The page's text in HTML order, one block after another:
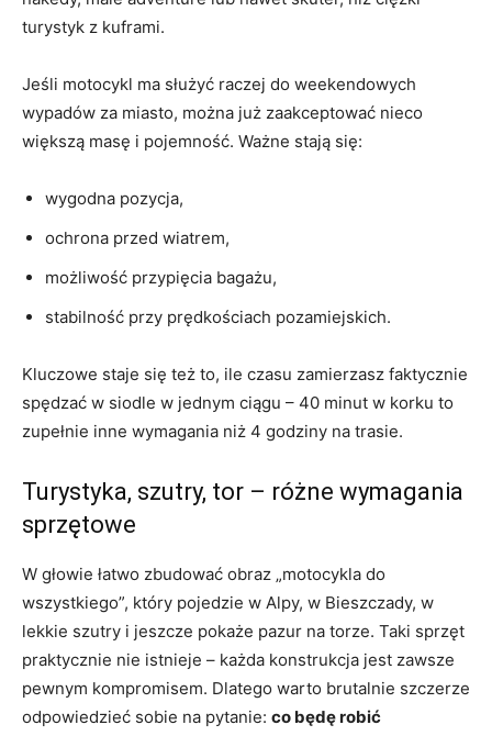
turystyk z kuframi.
Jeśli motocykl ma służyć raczej do weekendowych
wypadów za miasto, można już zaakceptować nieco
większą masę i pojemność. Ważne stają się:
wygodna pozycja,
ochrona przed wiatrem,
możliwość przypięcia bagażu,
stabilność przy prędkościach pozamiejskich.
Kluczowe staje się też to, ile czasu zamierzasz faktycznie
spędzać w siodle w jednym ciągu – 40 minut w korku to
zupełnie inne wymagania niż 4 godziny na trasie.
Turystyka, szutry, tor – różne wymagania
sprzętowe
W głowie łatwo zbudować obraz „motocykla do
wszystkiego”, który pojedzie w Alpy, w Bieszczady, w
lekkie szutry i jeszcze pokaże pazur na torze. Taki sprzęt
praktycznie nie istnieje – każda konstrukcja jest zawsze
pewnym kompromisem. Dlatego warto brutalnie szczerze
odpowiedzieć sobie na pytanie: co będę robić